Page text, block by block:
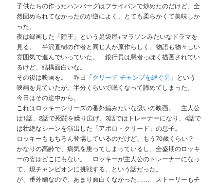
子供たちの作ったハンバーグはフライパンで炒めたのだけど、全
然固められてなかったのが逆によく、とても柔らかくて美味しか
った。
夜は録画した「陸王」という足袋屋+マラソンみたいなドラマを
見る。 半沢直樹の作者と同じ人が原作らしく、物語も物々しい
雰囲気で進んでいっていた。 銀行員は悪者っぽく描画されてい
るけど、結構面白いな。
その後は映画を。 昨日「クリード チャンプを継ぐ男 」という
映画を見ていたが、半分くらいで眠くなって諦めてしまった。
今日はその途中から。
これはロッキーシリーズの番外編みたいな扱いの映画。 主人公
は1話、2話で死闘を繰り広げ、3話ではトレーナーになり、4話で
は壮絶なシーンを演出した「アポロ・クリード」の息子。
ロッキーももちろん登場しているのだけど、もう70歳くらい？
かなりの高齢で、病気を患ってしまっているし、全盛期のロッキ
ーの姿はどこにもない。 ロッキーが主人公のトレーナーになっ
て、現チャンピオンに挑戦する、という話だった。
が、番外編なので、あまり面白くなかった…… ストーリーもチ